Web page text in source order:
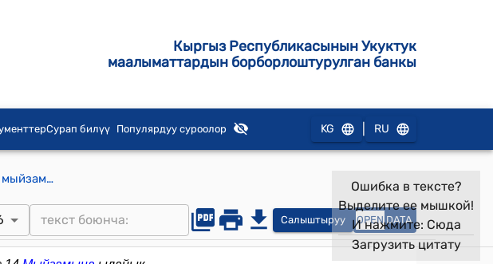
Кыргыз Республикасынын Укуктук
маалыматтардын борборлоштурулган банкы
Сурап билүү Популярдуу суроолор KG RU
КР 2014-жылдын 17-майындагы № 70 "Кыргыз Республикасынын айрым мыйзам актыларына толуктоолорду киргизүү жөнүндө" Мыйзамы
Салыштыруу OPEN DATA
Ошибка в тексте?
Выделите ее мышкой!
И нажмите: Сюда
Загрузить цитату